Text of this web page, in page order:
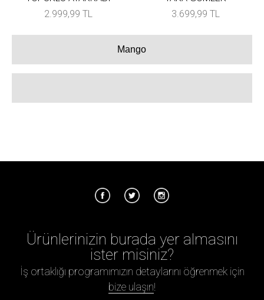
2.999,99 TL
3.699,99 TL
Mango
Ürünlerinizin burada yer almasını
ister misiniz?
İş ortaklığı programımızın detaylarını öğrenmek için
bize ulaşın!